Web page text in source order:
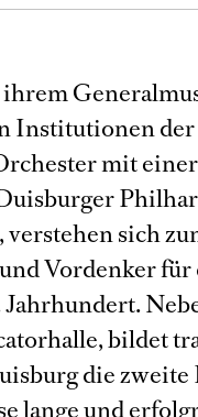
Institutionen
mit einer
sich
Vordenker für
bildet
die
lange und